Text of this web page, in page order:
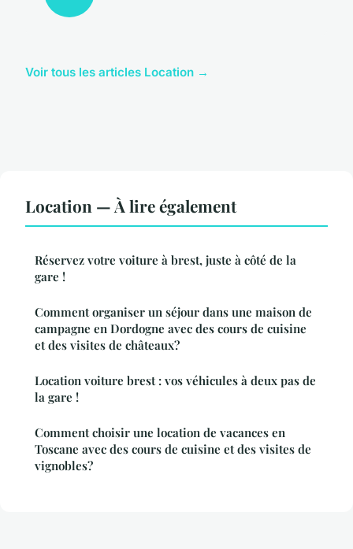
Voir tous les articles Location →
Location — À lire également
Réservez votre voiture à brest, juste à côté de la
gare !
Comment organiser un séjour dans une maison de
campagne en Dordogne avec des cours de cuisine
et des visites de châteaux?
Location voiture brest : vos véhicules à deux pas de
la gare !
Comment choisir une location de vacances en
Toscane avec des cours de cuisine et des visites de
vignobles?